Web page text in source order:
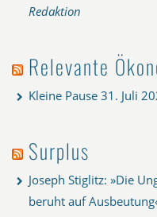
Redaktion
Relevante
Kleine Pause 31. Juli
Surplus
Joseph Stiglitz: »Die
beruht auf